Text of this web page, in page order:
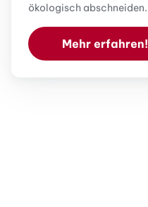
ökologisch abschneiden.
Mehr erfahren!